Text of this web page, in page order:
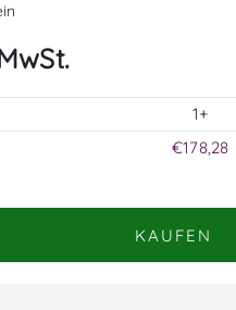
1+
€178,28
KAUFEN